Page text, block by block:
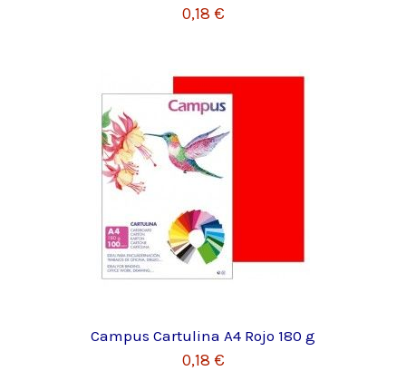
0,18 €
Campus Cartulina A4 Rojo 180 g
0,18 €